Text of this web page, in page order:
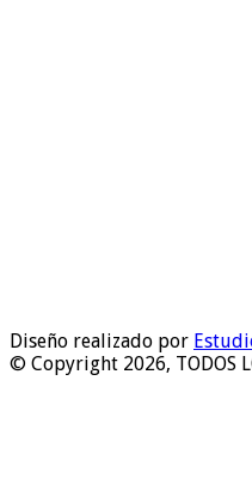
Diseño realizado por
© Copyright 2026, TODOS